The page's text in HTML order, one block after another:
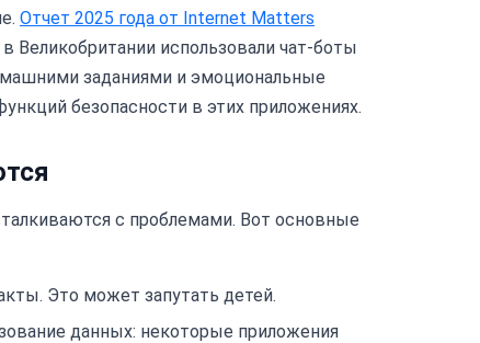
Отчет 2025 года от Internet Matters
Великобритании использовали чат-боты
заданиями и эмоциональные
безопасности в этих приложениях.
с проблемами. Вот основные
Это может запутать детей.
данных: некоторые приложения